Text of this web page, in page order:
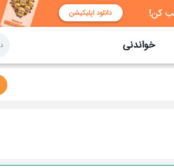
خواندنی